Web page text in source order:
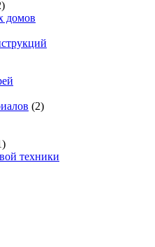
домов
(2)
техники